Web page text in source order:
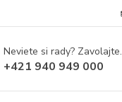
Neviete si rady? Zavolajte.
+421 940 949 000